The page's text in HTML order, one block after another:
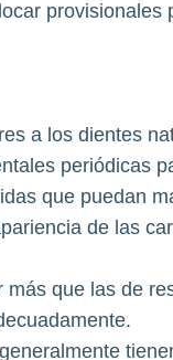
provisionales
a los dientes
periódicas
que puedan
de las
que las de